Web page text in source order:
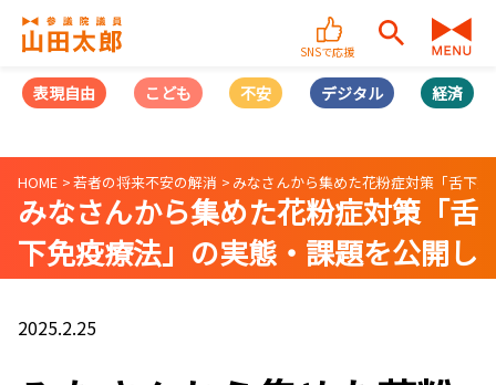
SNSで応援
表現自由 こども 不安 デジタル 経済
HOME 若者の将来不安の解消 みなさんから集めた花粉症対策「舌下
みなさんから集めた花粉症対策「舌
下免疫療法」の実態・課題を公開し
ます
2025.2.25